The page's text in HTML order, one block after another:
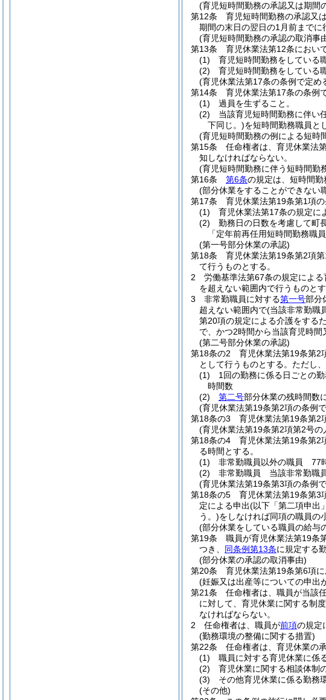
(育児短時間勤務の承認又は期間
第12条
育児短時間勤務の承認又
期間の末日の翌日の1月前までに
(育児短時間勤務の承認の取消事
第13条
育児休業法第12条におい
(1)
育児短時間勤務をしている
(2)
育児短時間勤務をしている
(育児休業法第17条の条例で定め
第14条
育児休業法第17条の条例
(1)
過員を生ずること。
(2)
当該育児短時間勤務に伴い
下同じ。)を短時間勤務職員と
(育児短時間勤務の例による短時
第15条
任命権者は、育児休業法
知しなければならない。
(育児短時間勤務に伴う短時間勤
第16条
第6条の規定は、短時間勤
(部分休業をすることができない
第17条
育児休業法第19条第1項
(1)
育児休業法第17条の規定に
(2)
勤務日の日数を考慮して町
「定年前再任用短時間勤務職
(第一号部分休業の承認)
第18条
育児休業法第19条第2項
て行うものとする。
2
労働基準法第67条の規定によ
を超えない範囲内で行うものとす
3
非常勤職員に対する第一号部分
超えない範囲内で(当該非常勤職
第20項の規定による介護をする
で、かつ2時間から当該育児時
(第二号部分休業の承認)
第18条の2
育児休業法第19条第2
として行うものとする。 ただし、
(1)
1回の勤務に係る日ごとの
時間数
(2)
第二号部分休業の残時間数
(育児休業法第19条第2項の条例
第18条の3
育児休業法第19条第2
(育児休業法第19条第2項第2号
第18条の4
育児休業法第19条第2
る時間とする。
(1)
非常勤職員以外の職員 77
(2)
非常勤職員 当該非常勤職
(育児休業法第19条第3項の条例
第18条の5
育児休業法第19条第3
定による申出(以下「第二項申出
う。)をしなければ同項の職員の
(部分休業をしている職員の給与
第19条
職員が育児休業法第19条
つき、 同条例第13条に規定する
(部分休業の承認の取消事由)
第20条
育児休業法第19条第6項
(妊娠又は出産等についての申出
第21条
任命権者は、職員が当該
に対して、育児休業に関する制
なければならない。
2
任命権者は、職員が前項の規定
(勤務環境の整備に関する措置)
第22条
任命権者は、育児休業の
(1)
職員に対する育児休業に係
(2)
育児休業に関する相談体制
(3)
その他育児休業に係る勤務
(その他)